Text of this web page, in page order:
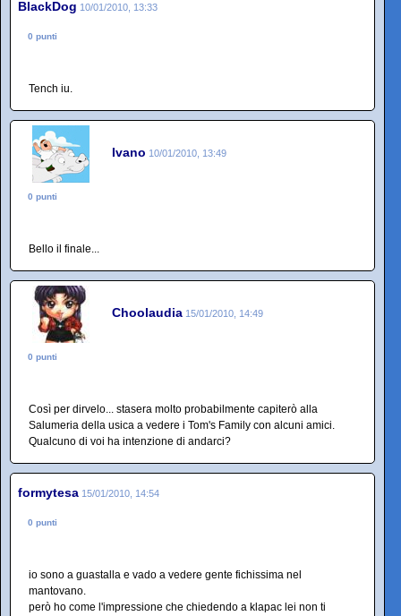
BlackDog 10/01/2010, 13:33
0 punti
Tench iu.
Ivano 10/01/2010, 13:49
0 punti
Bello il finale...
Choolaudia 15/01/2010, 14:49
0 punti
Così per dirvelo... stasera molto probabilmente capiterò alla
Salumeria della usica a vedere i Tom's Family con alcuni amici.
Qualcuno di voi ha intenzione di andarci?
formytesa 15/01/2010, 14:54
0 punti
io sono a guastalla e vado a vedere gente fichissima nel
mantovano.
però ho come l'impressione che chiedendo a klapac lei non ti